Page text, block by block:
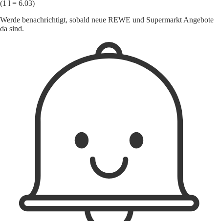
(1 l = 6.03)
Werde benachrichtigt, sobald neue REWE und Supermarkt Angebote
da sind.